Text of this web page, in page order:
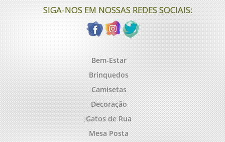
SIGA-NOS EM NOSSAS REDES SOCIAIS:
Bem-Estar
Brinquedos
Camisetas
Decoração
Gatos de Rua
Mesa Posta